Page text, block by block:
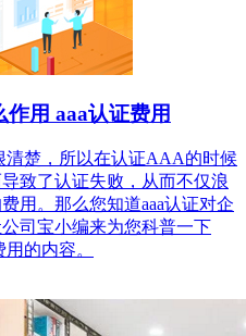
用 aaa认证费用
清楚，所以在认证AAA的时候
致了认证失败，从而不仅浪
用。那么您知道aaa认证对企
司宝小编来为您科普一下
的内容。